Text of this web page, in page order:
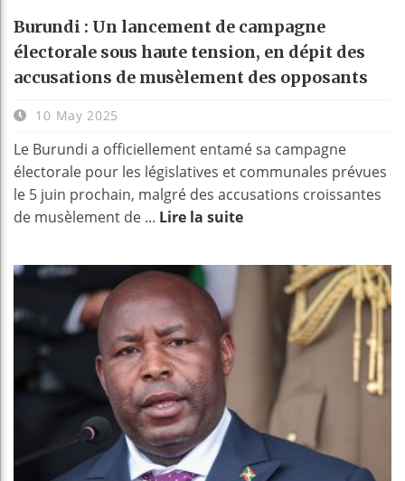
Burundi : Un lancement de campagne
électorale sous haute tension, en dépit des
accusations de musèlement des opposants
10 May 2025
Le Burundi a officiellement entamé sa campagne
électorale pour les législatives et communales prévues
le 5 juin prochain, malgré des accusations croissantes
de musèlement de ... Lire la suite